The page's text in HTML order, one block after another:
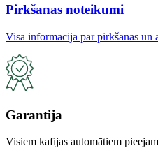
Pirkšanas noteikumi
Visa informācija par pirkšanas un
Garantija
Visiem kafijas automātiem